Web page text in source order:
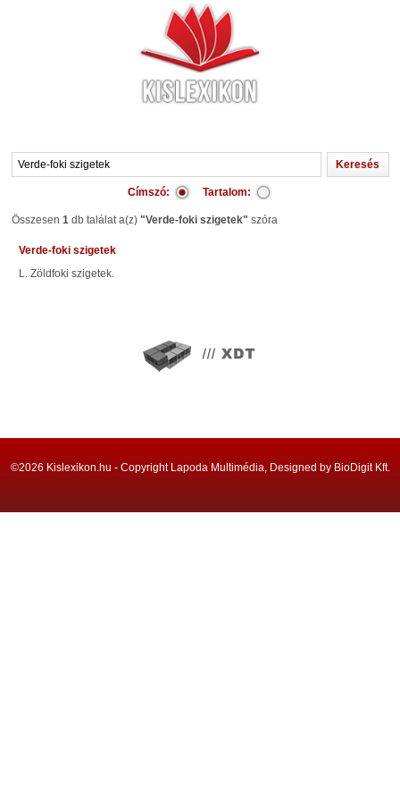
Címszó: Tartalom:
Összesen 1db találat a(z) "Verde-foki szigetek" szóra
Verde-foki szigetek
l. Zöldfoki szigetek.
©2026 Kislexikon.hu - Copyright Lapoda Multimédia, Designed by BioDigit Kft.